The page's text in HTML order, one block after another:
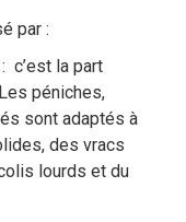
par :
c’est la part
péniches,
sont adaptés à
des vracs
lourds et du